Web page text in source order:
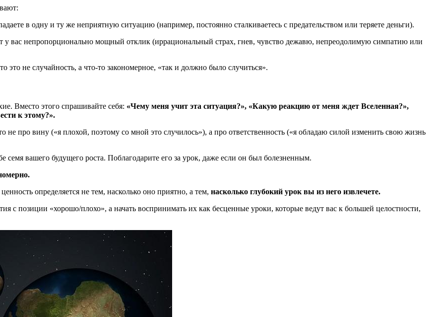
в одну и ту же неприятную ситуацию (например, постоянно сталкиваетесь с предательством или теряете деньги).
у вас непропорционально мощный отклик (иррациональный страх, гнев, чувство дежавю, непреодолимую симпатию или
это не случайность, а что-то закономерное, «так и должно было случиться».
Вместо этого спрашивайте себя: «Чему меня учит эта ситуация?», «Какую реакцию от меня ждет Вселенная?»,
к этому?».
не про вину («я плохой, поэтому со мной это случилось»), а про ответственность («я обладаю силой изменить свою жизнь
семя вашего будущего роста. Поблагодарите его за урок, даже если он был болезненным.
определяется не тем, насколько оно приятно, а тем, насколько глубокий урок вы из него извлечете.
с позиции «хорошо/плохо», а начать воспринимать их как бесценные уроки, которые ведут вас к большей целостности,